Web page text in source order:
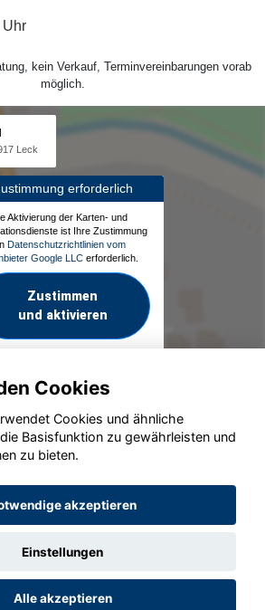
Uhr
kein Verkauf, Terminvereinbarungen vorab
möglich.
Leck
erforderlich
Aktivierung der Karten- und
ist Ihre Zustimmung
Datenschutzrichtlinien vom
Google LLC erforderlich.
Zustimmen
und aktivieren
GmbH 2020 - 2026
Cookies
Cookies und ähnliche
Basisfunktion zu gewährleisten und
zu bieten.
akzeptieren
Einstellungen
Alle akzeptieren